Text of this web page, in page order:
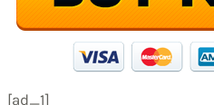
[ad_1]